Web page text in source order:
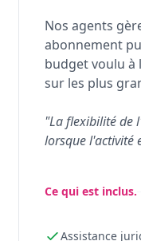
Nos agents
abonnement
budget voulu à
sur les plus
"La flexibilité de
lorsque l'activité
Ce qui est inclus.
Assistance